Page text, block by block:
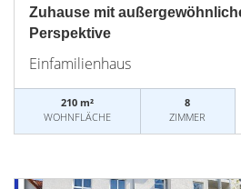
Zuhause mit
Perspektive
Einfamilienhaus
210 m²
WOHNFLÄCHE
8
ZIMMER